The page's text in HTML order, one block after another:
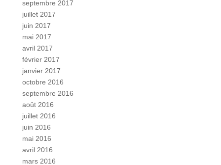
septembre 2017
juillet 2017
juin 2017
mai 2017
avril 2017
février 2017
janvier 2017
octobre 2016
septembre 2016
août 2016
juillet 2016
juin 2016
mai 2016
avril 2016
mars 2016